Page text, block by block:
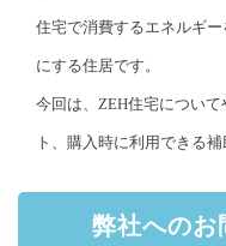
住宅で消費するエネルギ
にする住居です。
今回は、ZEH住宅につい
ト、購入時に利用できる
弊社へのお